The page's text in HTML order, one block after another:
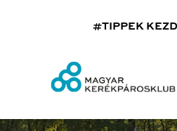
#TIPPEK